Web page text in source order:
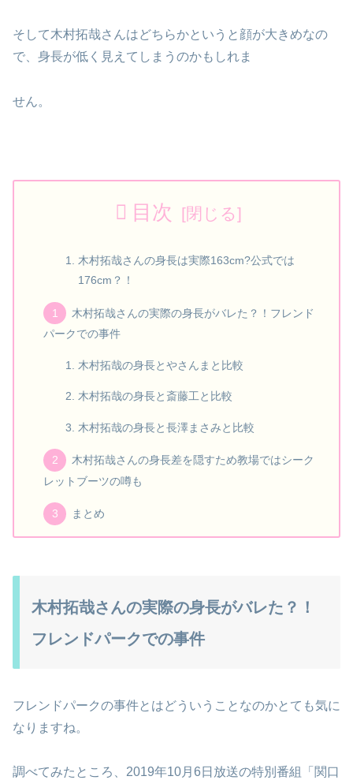
そして木村拓哉さんはどちらかというと顔が大きめなの
で、身長が低く見えてしまうのかもしれま
せん。
目次
木村拓哉さんの身長は実際163cm?公式では
176cm？！
木村拓哉さんの実際の身長がバレた？！フレンド
パークでの事件
木村拓哉の身長とやさんまと比較
木村拓哉の身長と斎藤工と比較
木村拓哉の身長と長澤まさみと比較
木村拓哉さんの身長差を隠すため教場ではシーク
レットブーツの噂も
まとめ
木村拓哉さんの実際の身長がバレた？！
フレンドパークでの事件
フレンドパークの事件とはどういうことなのかとても気に
なりますね。
調べてみたところ、2019年10月6日放送の特別番組「関口